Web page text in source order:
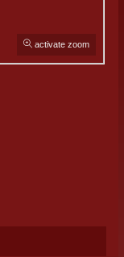
activate zoom